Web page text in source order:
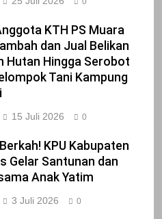
KTH PS Muara
dan Jual Belikan
Hutan Hingga Serobot
Tani Kampung
15 Juli 2026 0
KPU Kabupaten
Gelar Santunan dan
Anak Yatim
3 Juli 2026 0
SILITONGA CALEG DPRD
DKI JAKARTA
HARPAL NOVTEN, SH
ANGGOTA DPRD PROVINSI